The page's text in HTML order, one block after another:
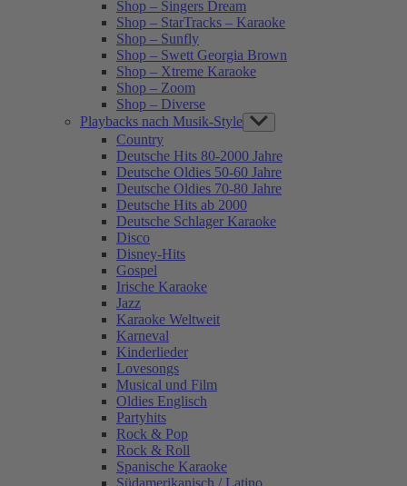
Shop – Singers Dream
Shop – StarTracks – Karaoke
Shop – Sunfly
Shop – Swett Georgia Brown
Shop – Xtreme Karaoke
Shop – Zoom
Shop – Diverse
Playbacks nach Musik-Style Show
sub
menu
Country
Deutsche Hits 80-2000 Jahre
Deutsche Oldies 50-60 Jahre
Deutsche Oldies 70-80 Jahre
Deutsche Hits ab 2000
Deutsche Schlager Karaoke
Disco
Disney-Hits
Gospel
Irische Karaoke
Jazz
Karaoke Weltweit
Karneval
Kinderlieder
Lovesongs
Musical und Film
Oldies Englisch
Partyhits
Rock & Pop
Rock & Roll
Spanische Karaoke
Südamerikanisch / Latino